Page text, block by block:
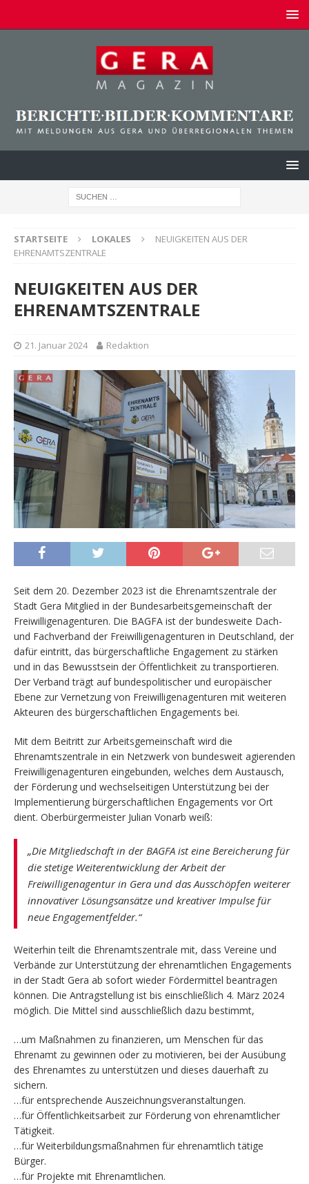
STARTSEITE LOKALES
NEUIGKEITEN AUS DER
EHRENAMTSZENTRALE
NEUIGKEITEN AUS DER
EHRENAMTSZENTRALE
21. Januar 2024 Redaktion
Seit dem 20. Dezember 2023 ist die Ehrenamtszentrale der
Stadt Gera Mitglied in der Bundesarbeitsgemeinschaft der
Freiwilligenagenturen. Die BAGFA ist der bundesweite Dach-
und Fachverband der Freiwilligenagenturen in Deutschland, der
dafür eintritt, das bürgerschaftliche Engagement zu stärken
und in das Bewusstsein der Öffentlichkeit zu transportieren.
Der Verband trägt auf bundespolitischer und europäischer
Ebene zur Vernetzung von Freiwilligenagenturen mit weiteren
Akteuren des bürgerschaftlichen Engagements bei.
Mit dem Beitritt zur Arbeitsgemeinschaft wird die
Ehrenamtszentrale in ein Netzwerk von bundesweit agierenden
Freiwilligenagenturen eingebunden, welches dem Austausch,
der Förderung und wechselseitigen Unterstützung bei der
Implementierung bürgerschaftlichen Engagements vor Ort
dient. Oberbürgermeister Julian Vonarb weiß:
„Die Mitgliedschaft in der BAGFA ist eine Bereicherung für
die stetige Weiterentwicklung der Arbeit der
Freiwilligenagentur in Gera und das Ausschöpfen weiterer
innovativer Lösungsansätze und kreativer Impulse für
neue Engagementfelder.“
Weiterhin teilt die Ehrenamtszentrale mit, dass Vereine und
Verbände zur Unterstützung der ehrenamtlichen Engagements
in der Stadt Gera ab sofort wieder Fördermittel beantragen
können. Die Antragstellung ist bis einschließlich 4. März 2024
möglich. Die Mittel sind ausschließlich dazu bestimmt,
…um Maßnahmen zu finanzieren, um Menschen für das
Ehrenamt zu gewinnen oder zu motivieren, bei der Ausübung
des Ehrenamtes zu unterstützen und dieses dauerhaft zu
sichern.
…für entsprechende Auszeichnungsveranstaltungen.
…für Öffentlichkeitsarbeit zur Förderung von ehrenamtlicher
Tätigkeit.
…für Weiterbildungsmaßnahmen für ehrenamtlich tätige
Bürger.
…für Projekte mit Ehrenamtlichen.